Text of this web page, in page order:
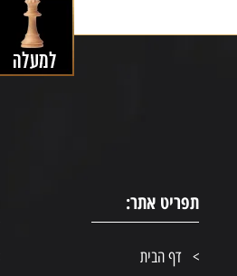
תפריט אתר:
דף הבית